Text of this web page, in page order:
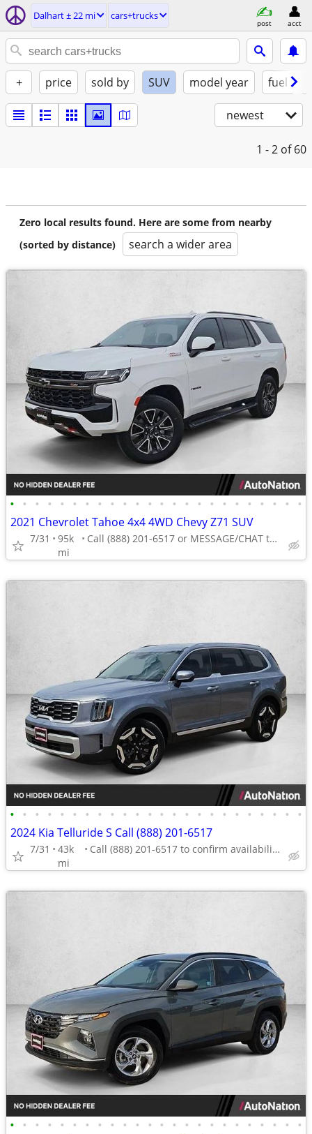
Dalhart ± 22 mi cars+trucks
post acct
+ price sold by SUV model year fuel
newest
1 - 2 of 60
Zero local results found. Here are some from nearby
(sorted by distance)
search a wider area
• • • • • • • • • • • • • • • • • • • • • • • •
2021 Chevrolet Tahoe 4x4 4WD Chevy Z71 SUV
7/31
95k
mi
Call (888) 201-6517 or MESSAGE/CHAT to confirm availability
• • • • • • • • • • • • • • • • • • • • • • • •
2024 Kia Telluride S Call (888) 201-6517
7/31
43k
mi
Call (888) 201-6517 to confirm availability - May 14th
• • • • • • • • • • • • • • • • • • • • • • • •